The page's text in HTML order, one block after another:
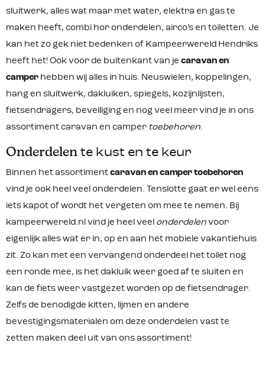
sluitwerk, alles wat maar met water, elektra en gas te
maken heeft, combi hor onderdelen, airco’s en toiletten. Je
kan het zo gek niet bedenken of Kampeerwereld Hendriks
heeft het! Ook voor de buitenkant van je caravan en
camper hebben wij alles in huis. Neuswielen, koppelingen,
hang en sluitwerk, dakluiken, spiegels, kozijnlijsten,
fietsendragers, beveiliging en nog veel meer vind je in ons
assortiment caravan en camper toebehoren.
Onderdelen te kust en te keur
Binnen het assortiment caravan en camper toebehoren
vind je ook heel veel onderdelen. Tenslotte gaat er wel eens
iets kapot of wordt het vergeten om mee te nemen. Bij
kampeerwereld.nl vind je heel veel onderdelen voor
eigenlijk alles wat er in, op en aan het mobiele vakantiehuis
zit. Zo kan met een vervangend onderdeel het toilet nog
een ronde mee, is het dakluik weer goed af te sluiten en
kan de fiets weer vastgezet worden op de fietsendrager.
Zelfs de benodigde kitten, lijmen en andere
bevestigingsmaterialen om deze onderdelen vast te
zetten maken deel uit van ons assortiment!